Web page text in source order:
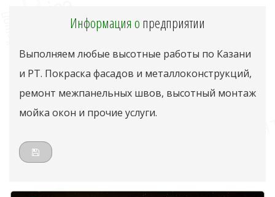
Информация опредприятии
Выполняем любые высотные работы по Казани
и РТ. Покраска фасадов и металлоконструкций,
ремонт межпанельных швов, высотный монтаж
мойка окон и прочие услуги.